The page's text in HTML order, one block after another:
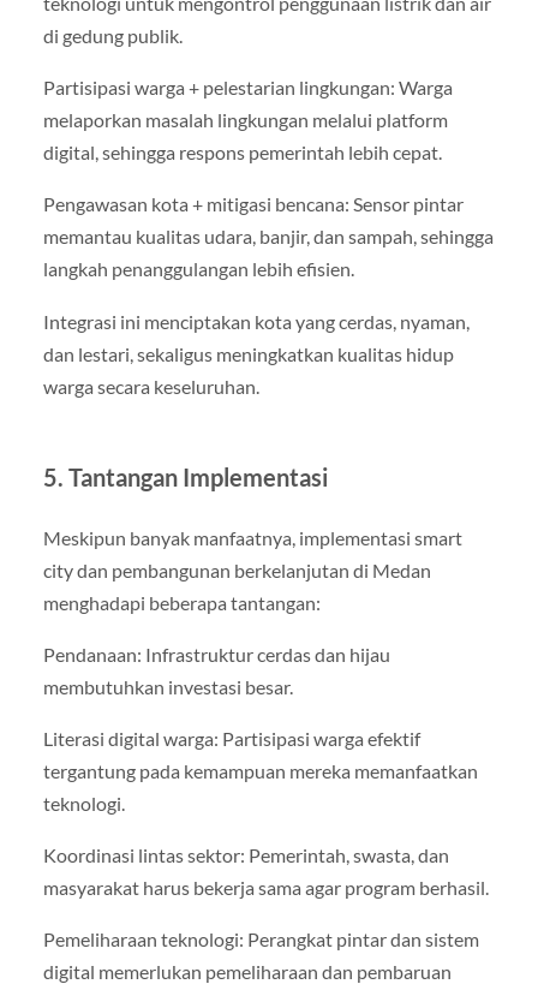
di gedung publik.
Partisipasi warga + pelestarian lingkungan: Warga
melaporkan masalah lingkungan melalui platform
digital, sehingga respons pemerintah lebih cepat.
Pengawasan kota + mitigasi bencana: Sensor pintar
memantau kualitas udara, banjir, dan sampah, sehingga
langkah penanggulangan lebih efisien.
Integrasi ini menciptakan kota yang cerdas, nyaman,
dan lestari, sekaligus meningkatkan kualitas hidup
warga secara keseluruhan.
5. Tantangan Implementasi
Meskipun banyak manfaatnya, implementasi smart
city dan pembangunan berkelanjutan di Medan
menghadapi beberapa tantangan:
Pendanaan: Infrastruktur cerdas dan hijau
membutuhkan investasi besar.
Literasi digital warga: Partisipasi warga efektif
tergantung pada kemampuan mereka memanfaatkan
teknologi.
Koordinasi lintas sektor: Pemerintah, swasta, dan
masyarakat harus bekerja sama agar program berhasil.
Pemeliharaan teknologi: Perangkat pintar dan sistem
digital memerlukan pemeliharaan dan pembaruan